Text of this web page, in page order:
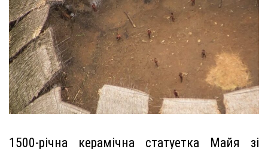
1500-річна керамічна статуетка Майя зі